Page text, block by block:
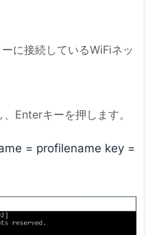
に接続しているWiFiネッ
Enterキーを押します。
= profilename key =